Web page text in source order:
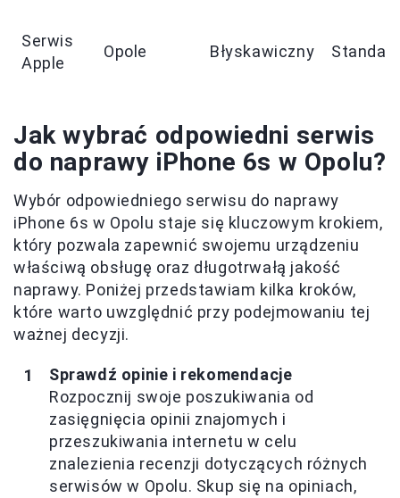
Serwis
Apple
Opole Błyskawiczny
Jak wybrać odpowiedni serwis
do naprawy iPhone 6s w Opolu?
Wybór odpowiedniego serwisu do naprawy
iPhone 6s w Opolu staje się kluczowym krokiem,
który pozwala zapewnić swojemu urządzeniu
właściwą obsługę oraz długotrwałą jakość
naprawy. Poniżej przedstawiam kilka kroków,
które warto uwzględnić przy podejmowaniu tej
ważnej decyzji.
Sprawdź opinie i rekomendacje
Rozpocznij swoje poszukiwania od
zasięgnięcia opinii znajomych i
przeszukiwania internetu w celu
znalezienia recenzji dotyczących różnych
serwisów w Opolu. Skup się na opiniach,